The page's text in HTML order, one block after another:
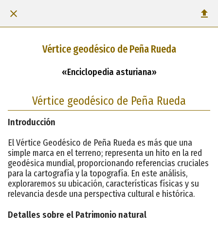
Vértice geodésico de Peña Rueda
«Enciclopedia asturiana»
Vértice geodésico de Peña Rueda
Introducción
El Vértice Geodésico de Peña Rueda es más que una
simple marca en el terreno; representa un hito en la red
geodésica mundial, proporcionando referencias cruciales
para la cartografía y la topografía. En este análisis,
exploraremos su ubicación, características físicas y su
relevancia desde una perspectiva cultural e histórica.
Detalles sobre el Patrimonio natural